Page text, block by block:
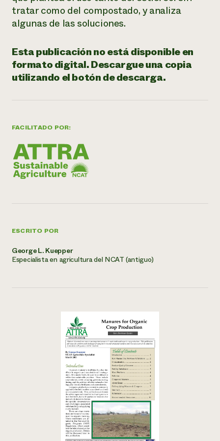
Llame a la
directa de
FACILITADO POR:
ESCRITO POR
George L. Kuepper
Especialista en agricultura del NCAT (antiguo)
tratar como del compostado, y analiza
algunas de las soluciones.
Esta publicación no está disponible en
formato digital. Descargue una copia
utilizando el botón de descarga.